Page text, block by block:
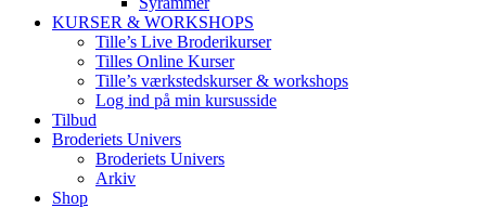
KURSER & WORKSHOPS
Tille’s Live Broderikurser
Tilles Online Kurser
Tille’s værkstedskurser & workshops
Log ind på min kursusside
Tilbud
Broderiets Univers
Broderiets Univers
Arkiv
Shop